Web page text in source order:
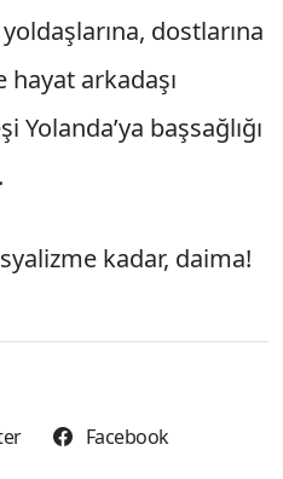
dostlarına
hayat arkadaşı
Yolanda’ya başsağlığı
kadar, daima!
Facebook